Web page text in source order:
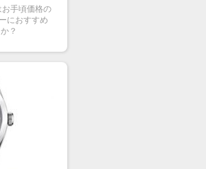
手頃価格の
におすすめ
？